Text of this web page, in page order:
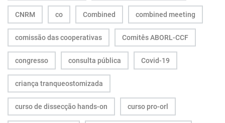
CNRM co Combined combined meeting
comissão das cooperativas Comitês ABORL-CCF
congresso consulta pública Covid-19
criança tranqueostomizada
curso de dissecção hands-on curso pro-orl